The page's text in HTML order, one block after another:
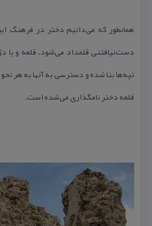
همانطور كه می‌دانیم دختر در فرهنگ
دست‌نیافتنی قلمداد می‌شود. قلعه و یا
تپه‌ها بنا شده و دسترسی به آنها به هر
قلعه دختر نامگذاری می‌شده‌ است.